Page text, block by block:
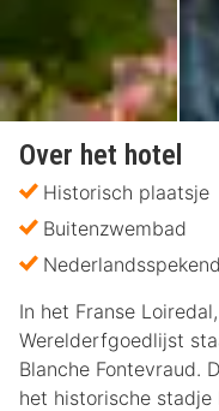
Over het hotel
Historisch plaatsje
Buitenzwembad
Nederlandsspekend
In het Franse
Werelderfgoedlijst
Blanche Fontevraud.
het historische stadje